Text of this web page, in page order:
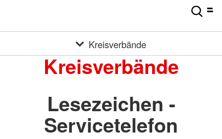
Kreisverbände
Kreisverbände
Lesezeichen -
Servicetelefon